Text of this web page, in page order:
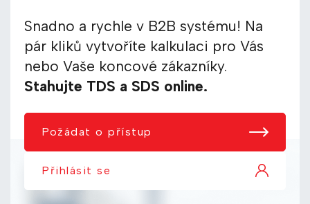
Snadno a rychle v B2B systému! Na
pár kliků vytvoříte kalkulaci pro Vás
nebo Vaše koncové zákazníky.
Stahujte TDS a SDS online.
Požádat o přístup
Přihlásit se